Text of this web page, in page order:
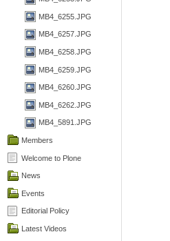
MB4_6255.JPG
MB4_6257.JPG
MB4_6258.JPG
MB4_6259.JPG
MB4_6260.JPG
MB4_6262.JPG
MB4_5891.JPG
Members
Welcome to Plone
News
Events
Editorial Policy
Latest Videos